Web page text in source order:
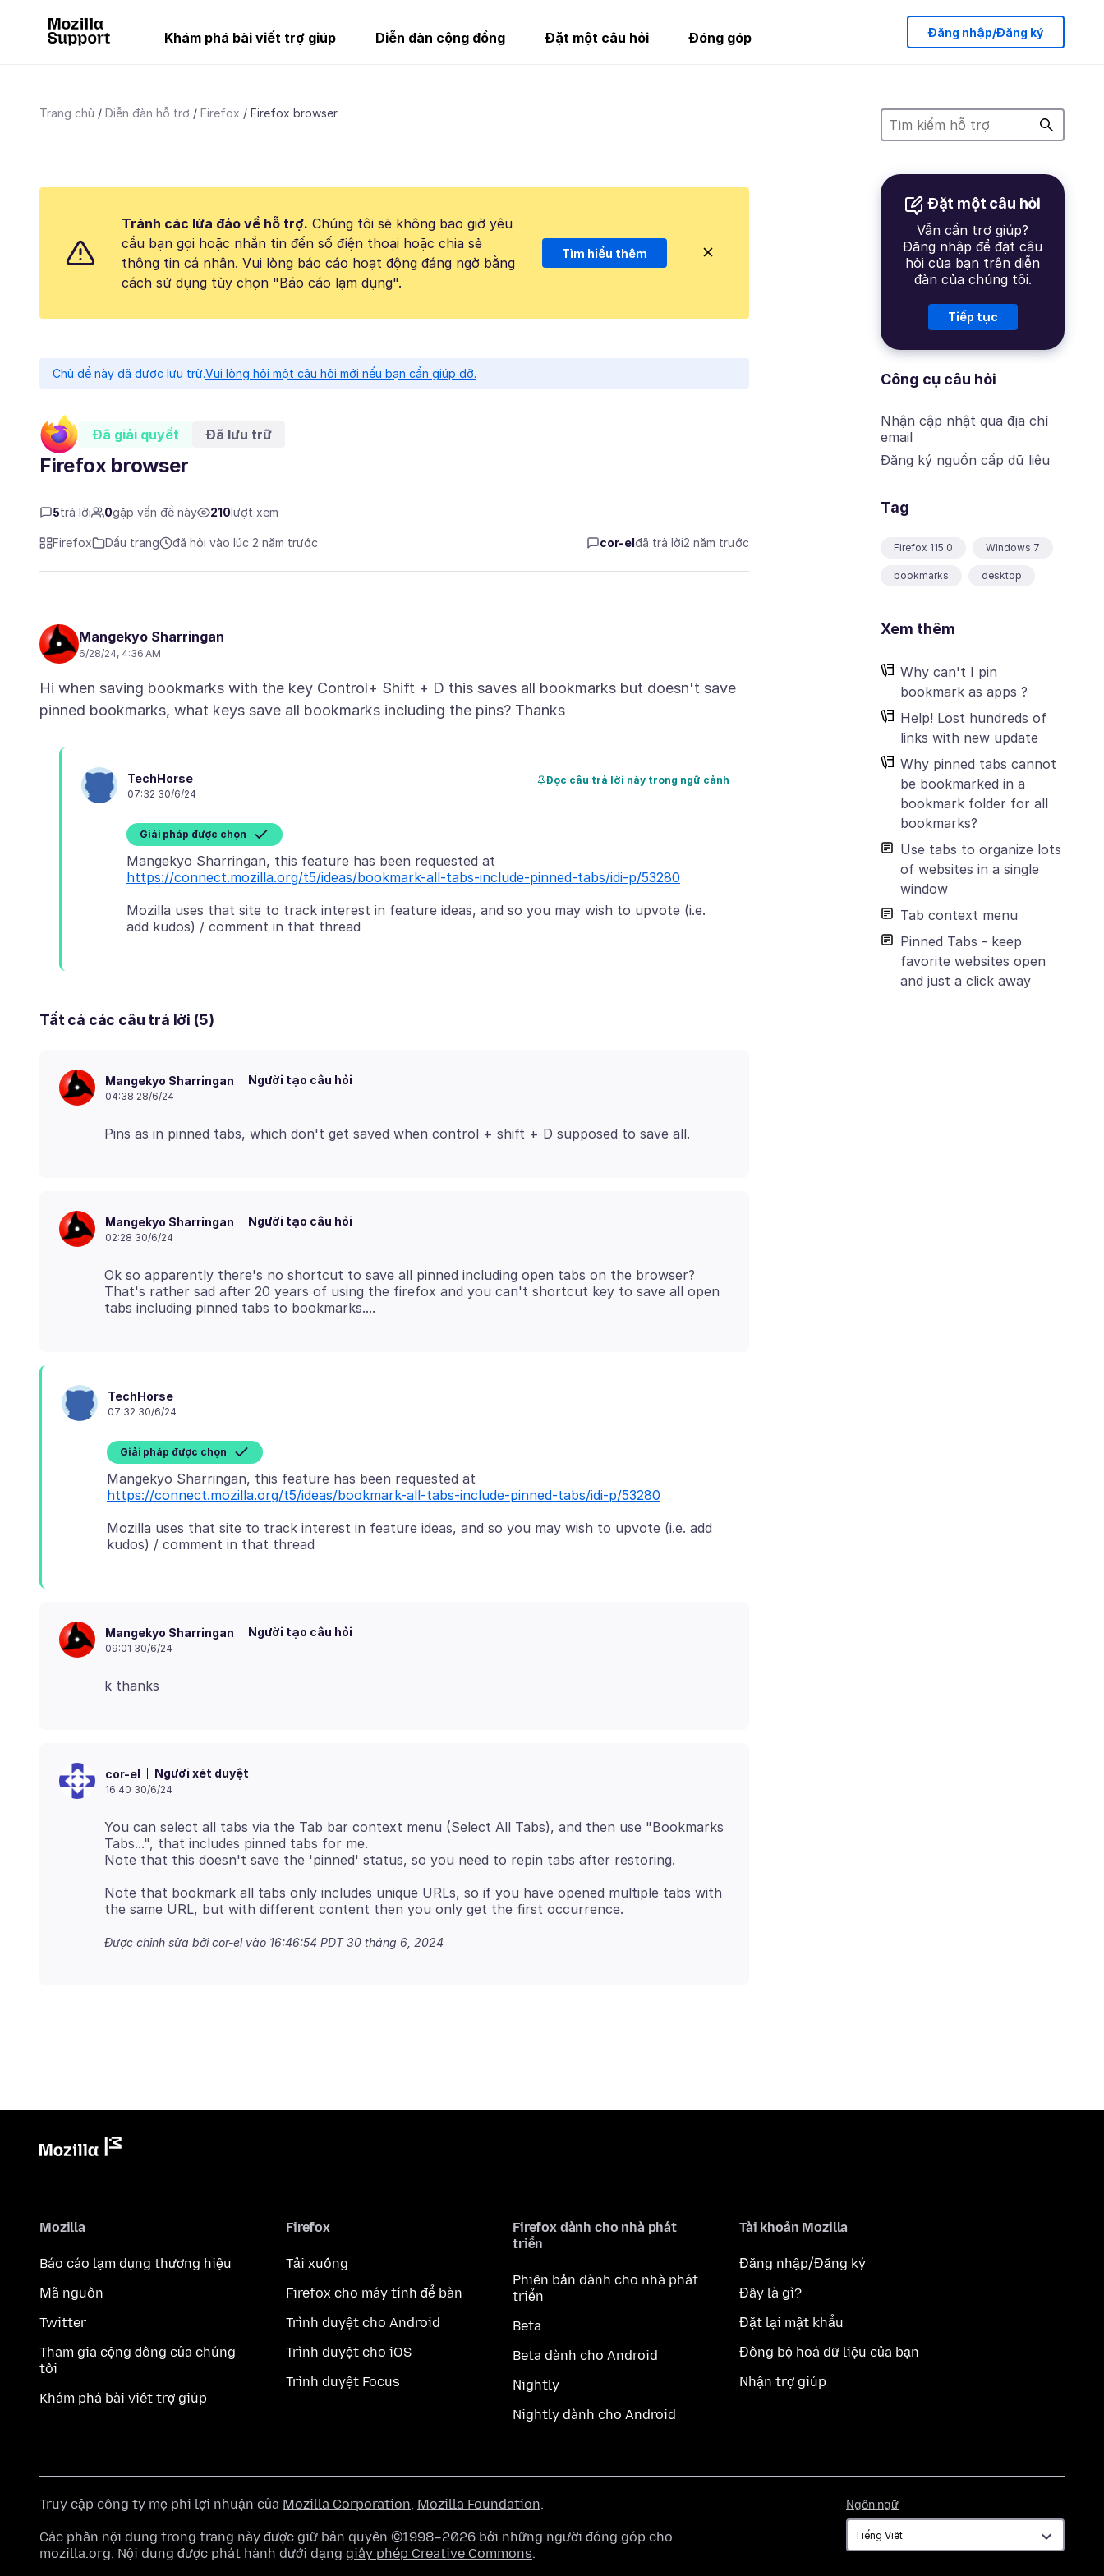
Khám phá bài viết trợ giúp Diễn đàn cộng đồng Đặt một câu hỏi Đóng góp Đăng nhập/Đăng ký
Trang chủ Diễn đàn hỗ trợ Firefox Firefox browser
Đặt một câu hỏi
Vẫn cần trợ giúp?
Đăng nhập để đặt câu
hỏi của bạn trên diễn
đàn của chúng tôi.
Tiếp tục
Công cụ câu hỏi
Nhận cập nhật qua địa chỉ
email
Đăng ký nguồn cấp dữ liệu
Tag
Firefox 115.0 Windows 7
bookmarks desktop
Xem thêm
Why can't I pin
bookmark as apps ?
Help! Lost hundreds of
links with new update
Why pinned tabs cannot
be bookmarked in a
bookmark folder for all
bookmarks?
Use tabs to organize lots
of websites in a single
window
Tab context menu
Pinned Tabs - keep
favorite websites open
and just a click away
Tránh các lừa đảo về hỗ trợ. Chúng tôi sẽ không bao giờ yêu
cầu bạn gọi hoặc nhắn tin đến số điện thoại hoặc chia sẻ
thông tin cá nhân. Vui lòng báo cáo hoạt động đáng ngờ bằng
cách sử dụng tùy chọn "Báo cáo lạm dụng".
Tìm hiểu thêm
Chủ đề này đã được lưu trữ.Vui lòng hỏi một câu hỏi mới nếu bạn cần giúp đỡ.
Đã giải quyết Đã lưu trữ
Firefox browser
5trả lời 0gặp vấn đề này 210 lượt xem
Firefox Dấu trang đã hỏi vào lúc 2 năm trước cor-el đã trả lời2 năm trước
Mangekyo Sharringan
6/28/24, 4:36 AM
Hi when saving bookmarks with the key Control+ Shift + D this saves all bookmarks but doesn't save
TechHorse
07:32 30/6/24
Đọc câu trả lời này trong ngữ cảnh
Giải pháp được chọn
https://connect.mozilla.org/t5/ideas/bookmark-all-tabs-include-pinned-tabs/idi-p/53280
Mozilla uses that site to track interest in feature ideas, and so you may wish to upvote (i.e.
Tất cả các câu trả lời (5)
Mangekyo Sharringan Người tạo câu hỏi
04:38 28/6/24
Mangekyo Sharringan Người tạo câu hỏi
02:28 30/6/24
Ok so apparently there's no shortcut to save all pinned including open tabs on the browser?
That's rather sad after 20 years of using the firefox and you can't shortcut key to save all open
TechHorse
07:32 30/6/24
Giải pháp được chọn
https://connect.mozilla.org/t5/ideas/bookmark-all-tabs-include-pinned-tabs/idi-p/53280
Mozilla uses that site to track interest in feature ideas, and so you may wish to upvote (i.e. add
Mangekyo Sharringan Người tạo câu hỏi
09:01 30/6/24
cor-el Người xét duyệt
16:40 30/6/24
You can select all tabs via the Tab bar context menu (Select All Tabs), and then use "Bookmarks
Tabs...", that includes pinned tabs for me.
Note that bookmark all tabs only includes unique URLs, so if you have opened multiple tabs with
Được chỉnh sửa bởi cor-el vào 16:46:54 PDT 30 tháng 6, 2024
Mozilla
Báo cáo lạm dụng thương hiệu
Mã nguồn
Twitter
Tham gia cộng đồng của chúng
tôi
Khám phá bài viết trợ giúp
Firefox
Tải xuống
Firefox cho máy tính để bàn
Trình duyệt cho Android
Trình duyệt cho iOS
Trình duyệt Focus
Firefox dành cho nhà phát
triển
Phiên bản dành cho nhà phát
triển
Beta
Beta dành cho Android
Nightly
Nightly dành cho Android
Tài khoản Mozilla
Đăng nhập/Đăng ký
Đây là gì?
Đặt lại mật khẩu
Đồng bộ hoá dữ liệu của bạn
Nhận trợ giúp
Ngôn ngữ
ngữ
Truy cập công ty mẹ phi lợi nhuận của Mozilla Corporation, Mozilla Foundation.
Các phần nội dung trong trang này được giữ bản quyền ©1998–2026 bởi những người đóng góp cho
mozilla.org. Nội dung được phát hành dưới dạng giấy phép Creative Commons.